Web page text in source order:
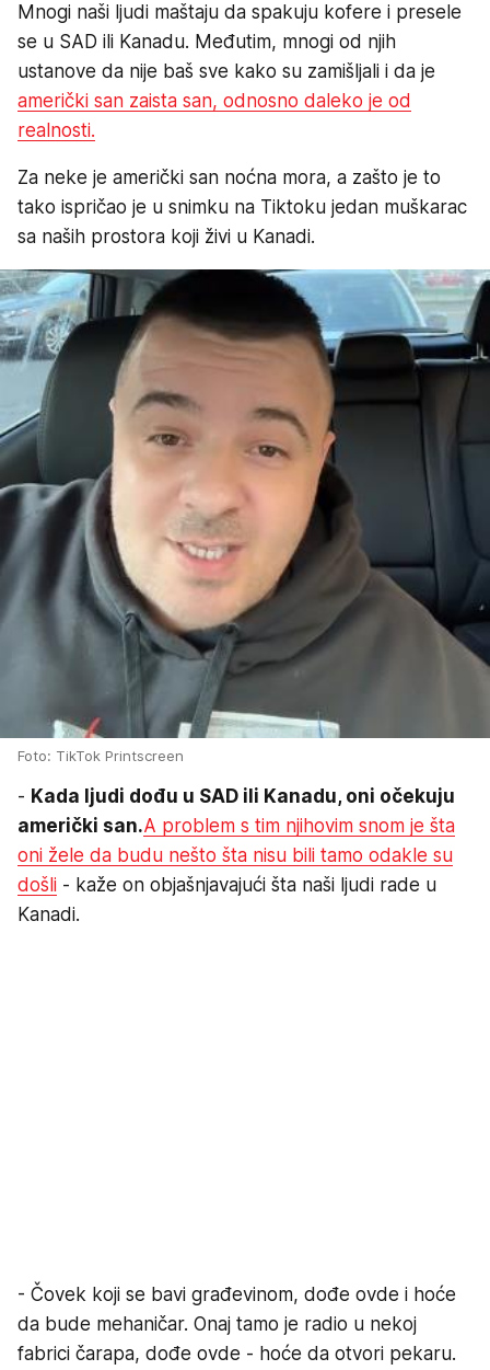
Mnogi naši ljudi maštaju da spakuju kofere i presele
se u SAD ili Kanadu. Međutim, mnogi od njih
ustanove da nije baš sve kako su zamišljali i da je
američki san zaista san, odnosno daleko je od
realnosti.
Za neke je američki san noćna mora, a zašto je to
tako ispričao je u snimku na Tiktoku jedan muškarac
sa naših prostora koji živi u Kanadi.
Foto: TikTok Printscreen
- Kada ljudi dođu u SAD ili Kanadu, oni očekuju
američki san.A problem s tim njihovim snom je šta
oni žele da budu nešto šta nisu bili tamo odakle su
došli - kaže on objašnjavajući šta naši ljudi rade u
Kanadi.
- Čovek koji se bavi građevinom, dođe ovde i hoće
da bude mehaničar. Onaj tamo je radio u nekoj
fabrici čarapa, dođe ovde - hoće da otvori pekaru.